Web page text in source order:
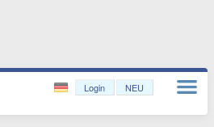
Login NEU